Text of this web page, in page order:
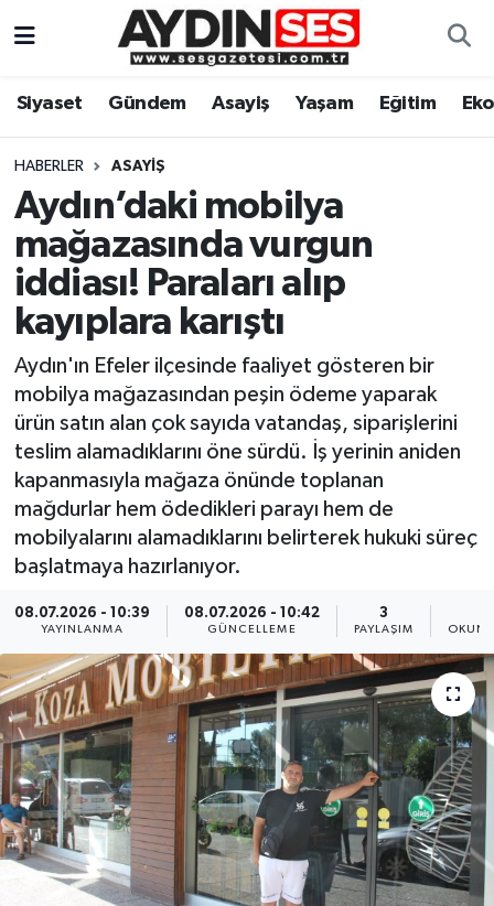
Siyaset Gündem Asayiş Yaşam Eğitim
HABERLER ASAYIŞ
Aydın’daki mobilya
mağazasında vurgun
iddiası! Paraları alıp
kayıplara karıştı
Aydın'ın Efeler ilçesinde faaliyet gösteren bir
mobilya mağazasından peşin ödeme yaparak
ürün satın alan çok sayıda vatandaş, siparişlerini
teslim alamadıklarını öne sürdü. İş yerinin aniden
kapanmasıyla mağaza önünde toplanan
mağdurlar hem ödedikleri parayı hem de
mobilyalarını alamadıklarını belirterek hukuki süreç
başlatmaya hazırlanıyor.
08.07.2026 - 10:39
YAYINLANMA
08.07.2026 - 10:42
GÜNCELLEME
3
PAYLAŞIM
Gündem
Siyaset
Ekonomi
Yaşam
Eğitim
Kültür Sanat
Spor
Aydın Hava Durumu
Aydin Namaz Vakitleri
Aydın Trafik Yoğunluk Haritası
Süper Lig Puan Durumu ve Fikstür
Tüm Manşetler
Son Dakika Haberleri
Haber Arşivi